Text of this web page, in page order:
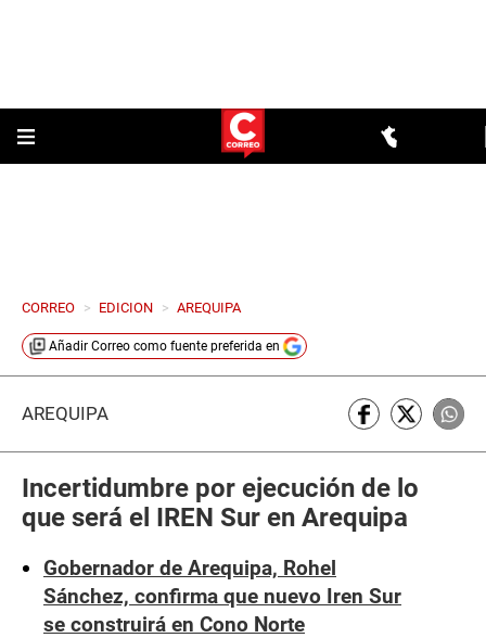
CORREO > EDICION > AREQUIPA
Añadir Correo como fuente preferida en
AREQUIPA
Incertidumbre por ejecución de lo
que será el IREN Sur en Arequipa
Gobernador de Arequipa, Rohel
Sánchez, confirma que nuevo Iren Sur
se construirá en Cono Norte